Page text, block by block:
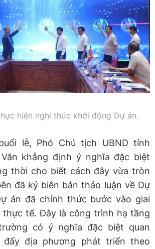
hiện nghi thức khởi động Dự án.
lễ, Phó Chủ tịch UBND tỉnh
khẳng định ý nghĩa đặc biệt
thời cho biết cách đây vừa tròn
đã ký biên bản thảo luận về Dự
án đã chính thức bước vào giai
thực tế. Đây là công trình hạ tầng
có ý nghĩa đặc biệt quan
địa phương phát triển theo